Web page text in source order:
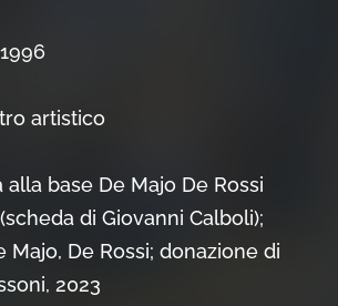
1996
artistico
alla base De Majo De Rossi
di Giovanni Calboli);
Majo, De Rossi; donazione di
2023